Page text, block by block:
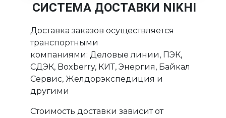
СИСТЕМА ДОСТАВКИ NIKHI
Доставка заказов осуществляется
транспортными
компаниями: Деловые линии, ПЭК,
СДЭК, Boxberry, КИТ, Энергия, Байкал
Сервис, Желдорэкспедиция и
другими
Стоимость доставки зависит от